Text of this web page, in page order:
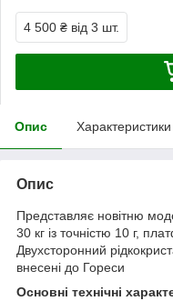
4 500 ₴ від 3 шт.
Опис Характеристики
Опис
Представляє новітню
30 кг із точністю 10 г,
Двухсторонний
внесені до Гореси
Основні технічні